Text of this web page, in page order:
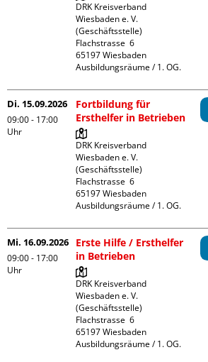
DRK Kreisverband
Wiesbaden e. V.
(Geschäftsstelle)
Flachstrasse  6
65197 Wiesbaden
Ausbildungsräume / 1. OG.
Di. 15.09.2026
09:00 - 17:00
Uhr
Fortbildung für
Ersthelfer in Betrieben
DRK Kreisverband
Wiesbaden e. V.
(Geschäftsstelle)
Flachstrasse  6
65197 Wiesbaden
Ausbildungsräume / 1. OG.
Mi. 16.09.2026
09:00 - 17:00
Uhr
Erste Hilfe / Ersthelfer
in Betrieben
DRK Kreisverband
Wiesbaden e. V.
(Geschäftsstelle)
Flachstrasse  6
65197 Wiesbaden
Ausbildungsräume / 1. OG.